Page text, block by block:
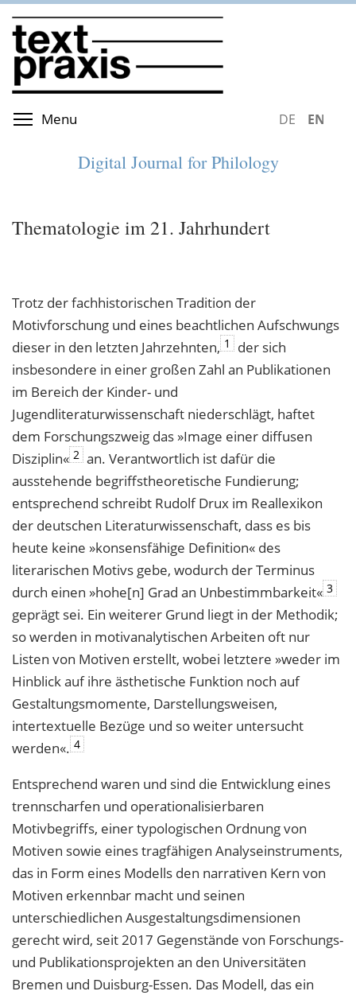
Skip
to
main
content
Menu DEUTSCH
Digital Journal for Philology
Thematologie im 21. Jahrhundert
Trotz der fachhistorischen Tradition der
Motivforschung und eines beachtlichen Aufschwungs
dieser in den letzten Jahrzehnten, 1
der sich
insbesondere in einer großen Zahl an Publikationen
im Bereich der Kinder- und
Jugendliteraturwissenschaft niederschlägt, haftet
dem Forschungszweig das »Image einer diffusen
Disziplin« 2 an. Verantwortlich ist dafür die
ausstehende begriffstheoretische Fundierung;
entsprechend schreibt Rudolf Drux im Reallexikon
der deutschen Literaturwissenschaft, dass es bis
heute keine »konsensfähige Definition« des
literarischen Motivs gebe, wodurch der Terminus
durch einen »hohe[n] Grad an Unbestimmbarkeit« 3
geprägt sei. Ein weiterer Grund liegt in der Methodik;
so werden in motivanalytischen Arbeiten oft nur
Listen von Motiven erstellt, wobei letztere »weder im
Hinblick auf ihre ästhetische Funktion noch auf
Gestaltungsmomente, Darstellungsweisen,
intertextuelle Bezüge und so weiter untersucht
werden«. 4
Entsprechend waren und sind die Entwicklung eines
trennscharfen und operationalisierbaren
Motivbegriffs, einer typologischen Ordnung von
Motiven sowie eines tragfähigen Analyseinstruments,
das in Form eines Modells den narrativen Kern von
Motiven erkennbar macht und seinen
unterschiedlichen Ausgestaltungsdimensionen
gerecht wird, seit 2017 Gegenstände von Forschungs-
und Publikationsprojekten an den Universitäten
Bremen und Duisburg-Essen. Das Modell, das ein